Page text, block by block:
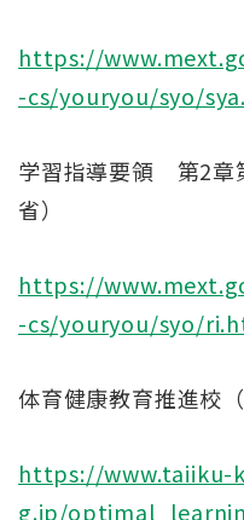
https://
-cs/youryou/syo/
学習指導要領 第2
省）
https://
-cs/youryou/syo/
体育健康教育推進校
https://www.taiiku-
g.jp/